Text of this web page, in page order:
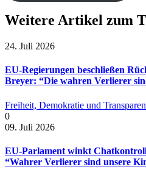
Weitere Artikel zum
24. Juli 2026
EU-Regierungen beschließen
Breyer: “Die wahren Verlierer
Freiheit, Demokratie und
0
09. Juli 2026
EU-Parlament winkt
“Wahrer Verlierer sind unsere